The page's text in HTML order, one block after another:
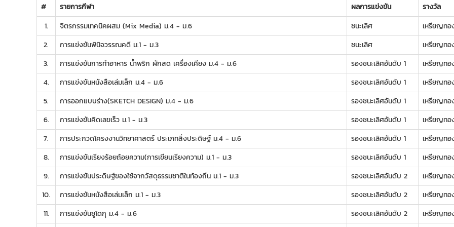
# รายการกีฬา ผลการแข่งขัน
รางวัล
1.
จิตรกรรมเทคนิคผสม (Mix Media) ม.4 - ม.6 ชนะเลิศ
เหรียญทอ
2.
การแข่งขันพินิจวรรณคดี ม.1 - ม.3 ชนะเลิศ
เหรียญทอ
3.
การแข่งขันการทำอาหาร น้ำพริก ผักสด เครื่องเคียง ม.4 - ม.6 รองชนะเลิศอันดับ 1
เหรียญทอ
4.
การแข่งขันหนังสือเล่มเล็ก ม.4 - ม.6 รองชนะเลิศอันดับ 1
เหรียญทอ
5.
การออกแบบร่าง(SKETCH DESIGN) ม.4 - ม.6 รองชนะเลิศอันดับ 1
เหรียญทอ
6.
การแข่งขันคิดเลขเร็ว ม.1 - ม.3 รองชนะเลิศอันดับ 1
เหรียญทอ
7.
การประกวดโครงงานวิทยาศาสตร์ ประเภทสิ่งประดิษฐ์ ม.4 - ม.6 รองชนะเลิศอันดับ 1
เหรียญทอ
8.
การแข่งขันเรียงร้อยถ้อยความ(การเขียนเรียงความ) ม.1 - ม.3 รองชนะเลิศอันดับ 1
เหรียญทอ
9.
การแข่งขันประดิษฐ์ของใช้จากวัสดุธรรมชาติในท้องถิ่น ม.1 - ม.3 รองชนะเลิศอันดับ 2
เหรียญทอ
10.
การแข่งขันหนังสือเล่มเล็ก ม.1 - ม.3 รองชนะเลิศอันดับ 2
เหรียญทอ
11.
การแข่งขันซูโดกุ ม.4 - ม.6 รองชนะเลิศอันดับ 2 เหรียญทอ